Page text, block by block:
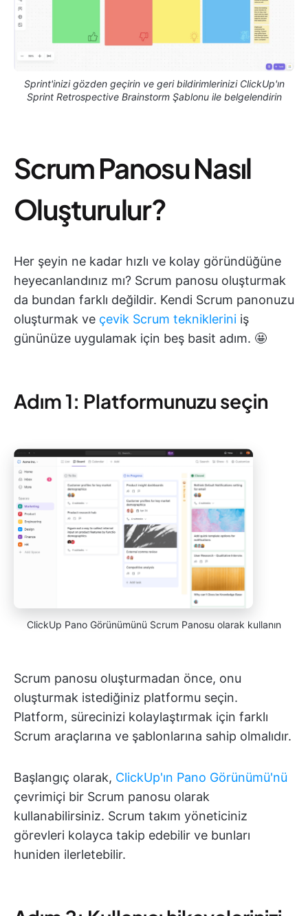
Sprint'inizi gözden geçirin ve geri bildirimlerinizi ClickUp'ın
Sprint Retrospective Brainstorm Şablonu ile belgelendirin
Scrum Panosu Nasıl
Oluşturulur?
Her şeyin ne kadar hızlı ve kolay göründüğüne
heyecanlandınız mı? Scrum panosu oluşturmak
da bundan farklı değildir. Kendi Scrum panonuzu
oluşturmak ve çevik Scrum tekniklerini iş
gününüze uygulamak için beş basit adım. 🤩
Adım 1: Platformunuzu seçin
ClickUp Pano Görünümünü Scrum Panosu olarak kullanın
Scrum panosu oluşturmadan önce, onu
oluşturmak istediğiniz platformu seçin.
Platform, sürecinizi kolaylaştırmak için farklı
Scrum araçlarına ve şablonlarına sahip olmalıdır.
Başlangıç olarak, ClickUp'ın Pano Görünümü'nü
çevrimiçi bir Scrum panosu olarak
kullanabilirsiniz. Scrum takım yöneticiniz
görevleri kolayca takip edebilir ve bunları
huniden ilerletebilir.